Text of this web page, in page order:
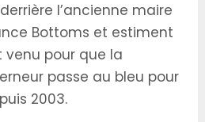
l’ancienne maire
Bottoms et estiment
pour que la
passe au bleu pour
2003.